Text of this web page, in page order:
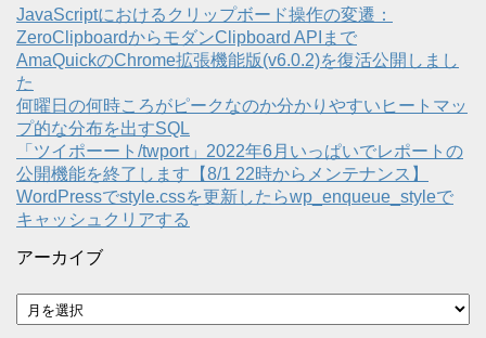
JavaScriptにおけるクリップボード操作の変遷：
ZeroClipboardからモダンClipboard APIまで
AmaQuickのChrome拡張機能版(v6.0.2)を復活公開しまし
た
何曜日の何時ころがピークなのか分かりやすいヒートマッ
プ的な分布を出すSQL
「ツイポーート/twport」2022年6月いっぱいでレポートの
公開機能を終了します【8/1 22時からメンテナンス】
WordPressでstyle.cssを更新したらwp_enqueue_styleで
キャッシュクリアする
アーカイブ
ア
ー